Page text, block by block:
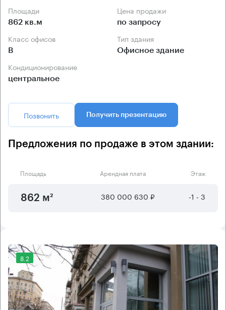
Площади
862 кв.м
Цена продажи
по запросу
Класс офисов
B
Тип здания
Офисное здание
Кондиционирование
центральное
Позвонить Получить презентацию
Предложения по продаже в этом здании:
Площадь Арендная плата Этаж
862 м² 380 000 630 ₽ -1 - 3
8.2